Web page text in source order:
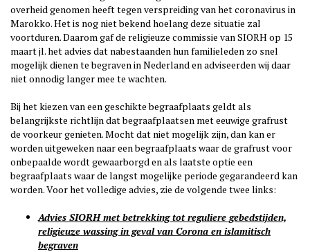
overheid genomen heeft tegen verspreiding van het coronavirus in
Marokko. Het is nog niet bekend hoelang deze situatie zal
voortduren. Daarom gaf de religieuze commissie van SIORH op 15
maart jl. het advies dat nabestaanden hun familieleden zo snel
mogelijk dienen te begraven in Nederland en adviseerden wij daar
niet onnodig langer mee te wachten.
Bij het kiezen van een geschikte begraafplaats geldt als
belangrijkste richtlijn dat begraafplaatsen met eeuwige grafrust
de voorkeur genieten. Mocht dat niet mogelijk zijn, dan kan er
worden uitgeweken naar een begraafplaats waar de grafrust voor
onbepaalde wordt gewaarborgd en als laatste optie een
begraafplaats waar de langst mogelijke periode gegarandeerd kan
worden. Voor het volledige advies, zie de volgende twee links:
Advies SIORH met betrekking tot reguliere gebedstijden,
religieuze wassing in geval van Corona en islamitisch
begraven